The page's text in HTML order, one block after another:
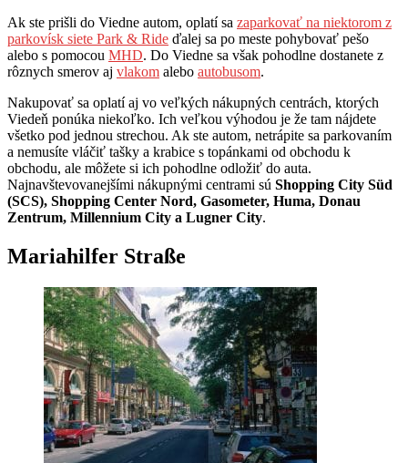
Ak ste prišli do Viedne autom, oplatí sa zaparkovať na niektorom z
parkovísk siete Park & Ride ďalej sa po meste pohybovať pešo
alebo s pomocou MHD. Do Viedne sa však pohodlne dostanete z
rôznych smerov aj vlakom alebo autobusom.
Nakupovať sa oplatí aj vo veľkých nákupných centrách, ktorých
Viedeň ponúka niekoľko. Ich veľkou výhodou je že tam nájdete
všetko pod jednou strechou. Ak ste autom, netrápite sa parkovaním
a nemusíte vláčiť tašky a krabice s topánkami od obchodu k
obchodu, ale môžete si ich pohodlne odložiť do auta.
Najnavštevovanejšími nákupnými centrami sú Shopping City Süd
(SCS), Shopping Center Nord, Gasometer, Huma, Donau
Zentrum, Millennium City a Lugner City.
Mariahilfer Straße